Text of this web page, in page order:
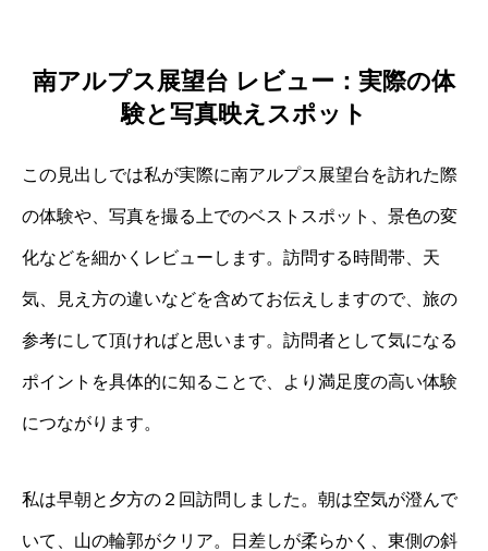
南アルプス展望台 レビュー：実際の体
験と写真映えスポット
この見出しでは私が実際に南アルプス展望台を訪れた際
の体験や、写真を撮る上でのベストスポット、景色の変
化などを細かくレビューします。訪問する時間帯、天
気、見え方の違いなどを含めてお伝えしますので、旅の
参考にして頂ければと思います。訪問者として気になる
ポイントを具体的に知ることで、より満足度の高い体験
につながります。
私は早朝と夕方の２回訪問しました。朝は空気が澄んで
いて、山の輪郭がクリア。日差しが柔らかく、東側の斜